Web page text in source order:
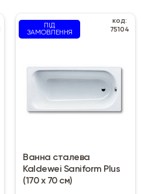
ПІД
ЗАМОВЛЕННЯ
код:
75104
Ванна сталева
Kaldewei Saniform Plus
(170 х 70 см)